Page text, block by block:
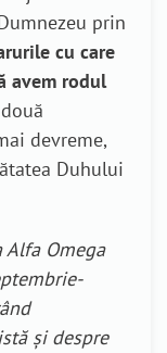
prin
cu care
avem rodul
devreme,
Duhului
Omega
și despre